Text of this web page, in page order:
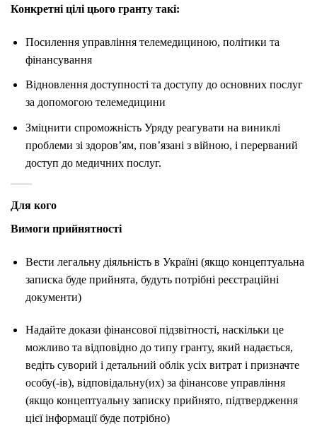
Конкретні цілі цього гранту такі:
Посилення управління телемедициною, політики та
фінансування
Відновлення доступності та доступу до основних послуг
за допомогою телемедицини
Зміцнити спроможність Уряду реагувати на виниклі
проблеми зі здоров’ям, пов’язані з війною, і перерваний
доступ до медичних послуг.
Для кого
Вимоги прийнятності
Вести легальну діяльність в Україні (якщо концептуальна
записка буде прийнята, будуть потрібні реєстраційні
документи)
Надайте докази фінансової підзвітності, наскільки це
можливо та відповідно до типу гранту, який надається,
ведіть суворий і детальний облік усіх витрат і призначте
особу(-ів), відповідальну(их) за фінансове управління
(якщо концептуальну записку прийнято, підтвердження
цієї інформації буде потрібно)